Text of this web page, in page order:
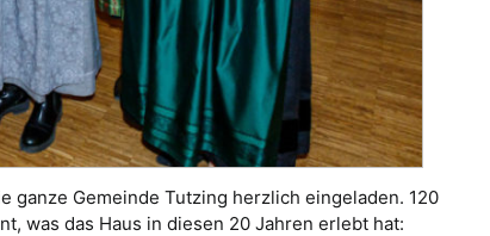
ganze Gemeinde Tutzing herzlich eingeladen. 120
was das Haus in diesen 20 Jahren erlebt hat: